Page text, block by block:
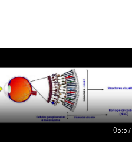
05:57